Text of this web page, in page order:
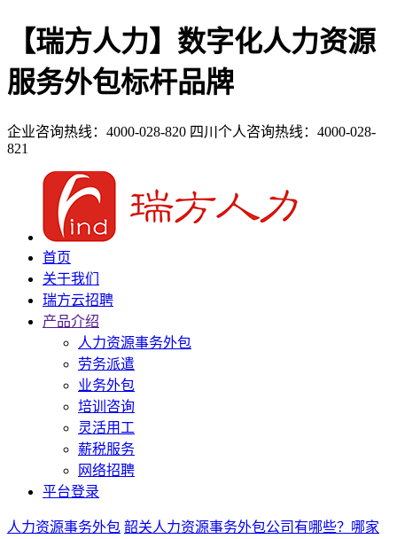
【瑞方人力】数字化人力资源
服务外包标杆品牌
企业咨询热线：4000-028-820 四川个人咨询热线：4000-028-
821
首页
关于我们
瑞方云招聘
产品介绍
人力资源事务外包
劳务派遣
业务外包
培训咨询
灵活用工
薪税服务
网络招聘
平台登录
人力资源事务外包 韶关人力资源事务外包公司有哪些？哪家